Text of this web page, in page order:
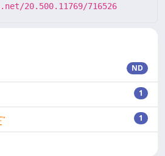
20.500.11769/716526
ND
1
1